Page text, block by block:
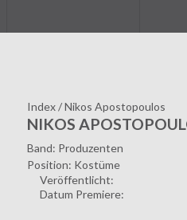
Index/Nikos Apostopoulos
NIKOS
Band: Produzenten
Position: Kostüme
Veröffentlicht:
Datum Premiere: